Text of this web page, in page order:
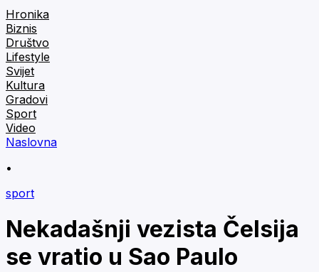
Hronika
Biznis
Društvo
Lifestyle
Svijet
Kultura
Gradovi
Sport
Video
Naslovna
•
sport
Nekadašnji vezista Čelsija
se vratio u Sao Paulo